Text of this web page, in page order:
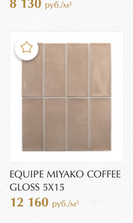
8 130 руб./м²
EQUIPE MIYAKO COFFEE
GLOSS 5X15
12 160 руб./м²